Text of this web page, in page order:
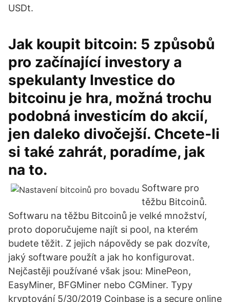
USDt.
Jak koupit bitcoin: 5 způsobů
pro začínající investory a
spekulanty Investice do
bitcoinu je hra, možná trochu
podobná investicím do akcií,
jen daleko divočejší. Chcete-li
si také zahrát, poradíme, jak
na to.
Software pro
těžbu Bitcoinů.
Softwaru na těžbu Bitcoinů je velké množství,
proto doporučujeme najít si pool, na kterém
budete těžit. Z jejich nápovědy se pak dozvíte,
jaký software použít a jak ho konfigurovat.
Nejčastěji používané však jsou: MinePeon,
EasyMiner, BFGMiner nebo CGMiner. Typy
kryptování 5/30/2019 Coinbase is a secure online